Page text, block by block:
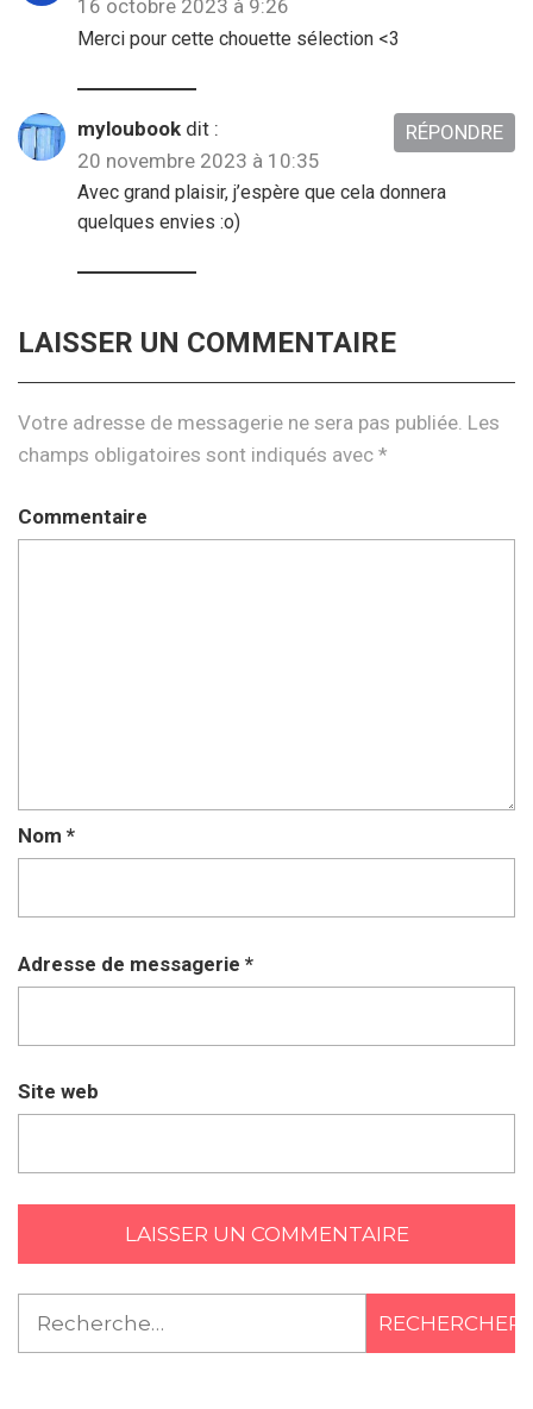
16 octobre 2023 à 9:26
Merci pour cette chouette sélection <3
myloubook dit :
20 novembre 2023 à 10:35
Avec grand plaisir, j’espère que cela donnera
quelques envies :o)
RÉPONDRE
LAISSER UN COMMENTAIRE
Votre adresse de messagerie ne sera pas publiée. Les
champs obligatoires sont indiqués avec *
Commentaire
Nom *
Adresse de messagerie *
Site web
Rechercher :